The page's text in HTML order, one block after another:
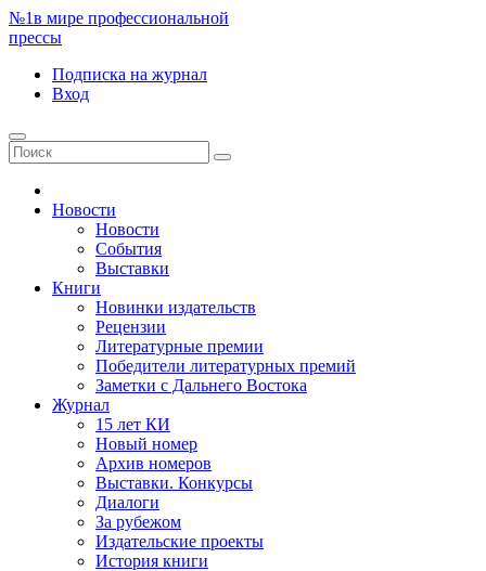
№1в мире профессиональной
прессы
Подписка на журнал
Вход
Новости
Новости
События
Выставки
Книги
Новинки издательств
Рецензии
Литературные премии
Победители литературных премий
Заметки с Дальнего Востока
Журнал
15 лет КИ
Новый номер
Архив номеров
Выставки. Конкурсы
Диалоги
За рубежом
Издательские проекты
История книги